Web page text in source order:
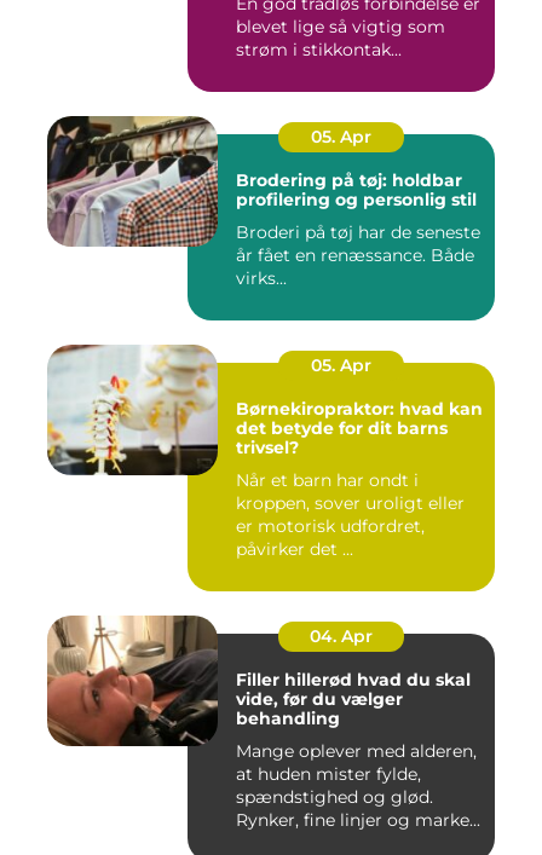
blevet lige så vigtig som
strøm i stikkontak...
05. Apr
Brodering på tøj: holdbar
profilering og personlig stil
Broderi på tøj har de seneste
år fået en renæssance. Både
virks...
05. Apr
Børnekiropraktor: hvad kan
det betyde for dit barns
trivsel?
Når et barn har ondt i
kroppen, sover uroligt eller
er motorisk udfordret,
påvirker det ...
04. Apr
Filler hillerød hvad du skal
vide, før du vælger
behandling
Mange oplever med alderen,
at huden mister fylde,
spændstighed og glød.
Rynker, fine linjer og marke...